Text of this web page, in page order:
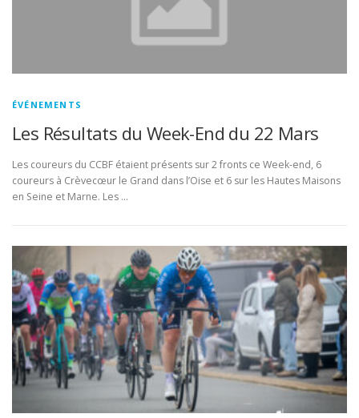
ÉVÉNEMENTS
Les Résultats du Week-End du 22 Mars
Les coureurs du CCBF étaient présents sur 2 fronts ce Week-end, 6
coureurs à Crèvecœur le Grand dans l’Oise et 6 sur les Hautes Maisons
en Seine et Marne. Les …